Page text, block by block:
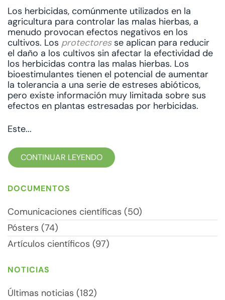
Los herbicidas, comúnmente utilizados en la
agricultura para controlar las malas hierbas, a
menudo provocan efectos negativos en los
cultivos. Los protectoresse aplican para reducir
el daño a los cultivos sin afectar la efectividad de
los herbicidas contra las malas hierbas. Los
bioestimulantes tienen el potencial de aumentar
la tolerancia a una serie de estreses abióticos,
pero existe información muy limitada sobre sus
efectos en plantas estresadas por herbicidas.
Este...
CONTINUAR LEYENDO
DOCUMENTOS
Comunicaciones científicas (50)
Pósters (74)
Artículos científicos (97)
NOTICIAS
Últimas noticias (182)